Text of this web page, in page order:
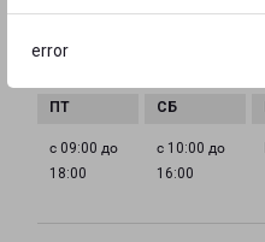
errorс 09:00 до
с 09:00 до
18:00
с 10:00 до
16:00